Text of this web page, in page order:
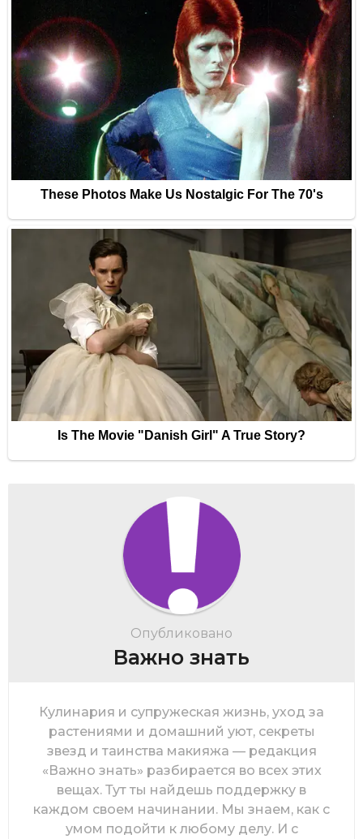
Опубликовано
Важно знать
Кулинария и супружеская жизнь, уход за
растениями и домашний уют, секреты
звезд и таинства макияжа — редакция
«Важно знать» разбирается во всех этих
вещах. Тут ты найдешь поддержку в
каждом своем начинании. Мы знаем, как с
умом подойти к любому делу. И с